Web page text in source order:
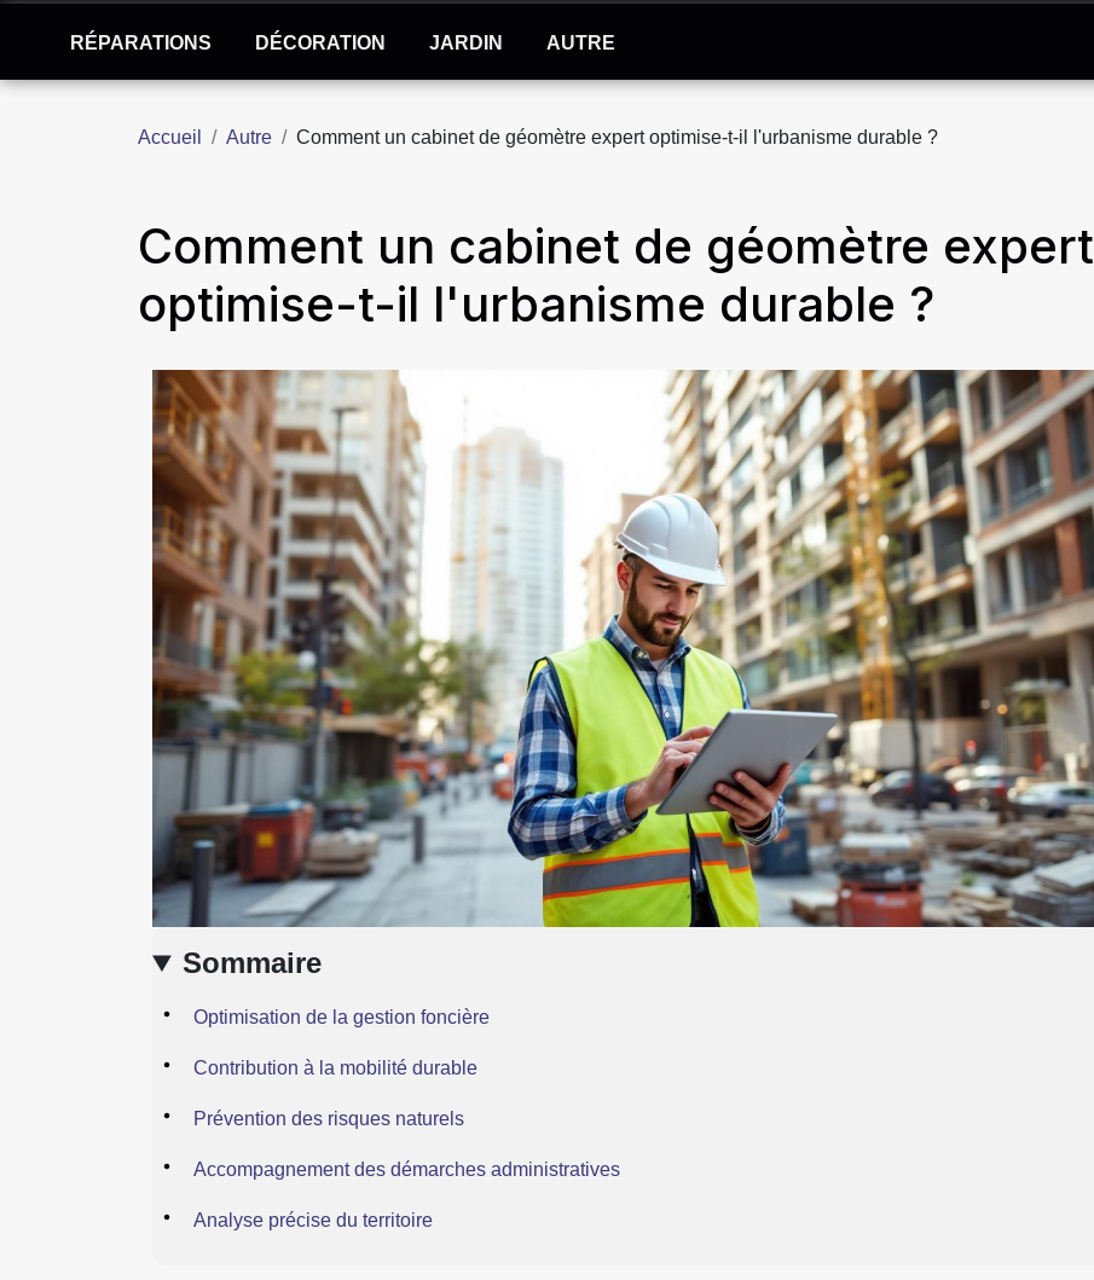
RÉPARATIONS DÉCORATION JARDIN AUTRE
Accueil Autre Comment un cabinet de géomètre expert optimise-t-il l'urbanisme durable ?
Comment un cabinet de géomètre expert
optimise-t-il l'urbanisme durable ?
Sommaire
Optimisation de la gestion foncière
Contribution à la mobilité durable
Prévention des risques naturels
Accompagnement des démarches administratives
Analyse précise du territoire